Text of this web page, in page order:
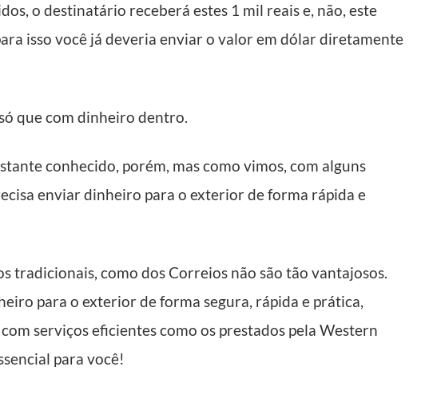
o destinatário receberá estes 1 mil reais e, não, este
isso você já deveria enviar o valor em dólar diretamente
que com dinheiro dentro.
conhecido, porém, mas como vimos, com alguns
enviar dinheiro para o exterior de forma rápida e
tradicionais, como dos Correios não são tão vantajosos.
para o exterior de forma segura, rápida e prática,
serviços eficientes como os prestados pela Western
para você!